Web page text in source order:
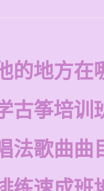
的地方在
古筝培训
法歌曲曲